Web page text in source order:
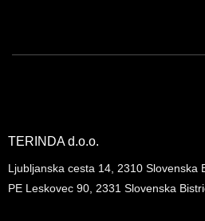
TERINDA d.o.o.
Ljubljanska cesta 14, 2310 Slovenska
PE Leskovec 90, 2331 Slovenska